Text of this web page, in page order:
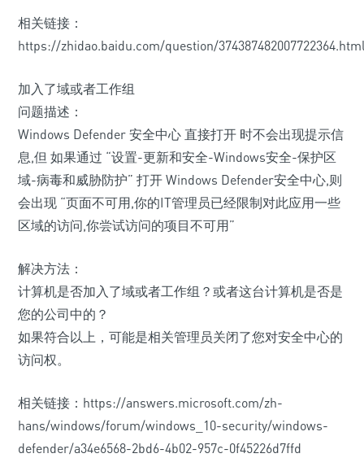
相关链接：
https://zhidao.baidu.com/question/
加入了域或者工作组
问题描述：
Windows Defender 安全中心 直接打开 时不会出现提示信
息,但 如果通过 “设置-更新和安全-Windows安全-保护区
域-病毒和威胁防护” 打开 Windows Defender安全中心,则
会出现 “页面不可用,你的IT管理员已经限制对此应用一些
区域的访问,你尝试访问的项目不可用”
解决方法：
计算机是否加入了域或者工作组？或者这台计算机是否是
您的公司中的？
如果符合以上，可能是相关管理员关闭了您对安全中心的
访问权。
相关链接：https://answers.microsoft.com/zh-
hans/windows/forum/windows_10-security/windows-
defender/a34e6568-2bd6-4b02-957c-0f45226d7ffd